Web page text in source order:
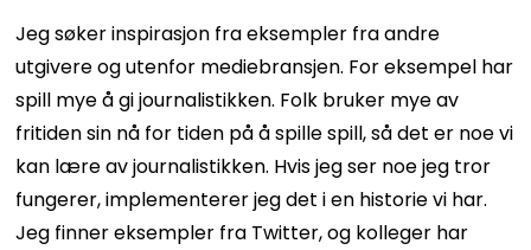
Jeg søker inspirasjon fra eksempler fra andre
utgivere og utenfor mediebransjen. For eksempel har
spill mye å gi journalistikken. Folk bruker mye av
fritiden sin nå for tiden på å spille spill, så det er noe vi
kan lære av journalistikken. Hvis jeg ser noe jeg tror
fungerer, implementerer jeg det i en historie vi har.
Jeg finner eksempler fra Twitter, og kolleger har